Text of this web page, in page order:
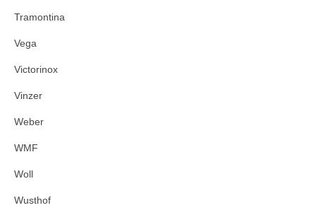
Tramontina
Vega
Victorinox
Vinzer
Weber
WMF
Woll
Wusthof